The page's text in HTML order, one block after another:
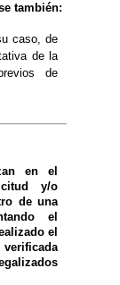
también:
caso, de
de la
de
en el
y/o
de una
el
el